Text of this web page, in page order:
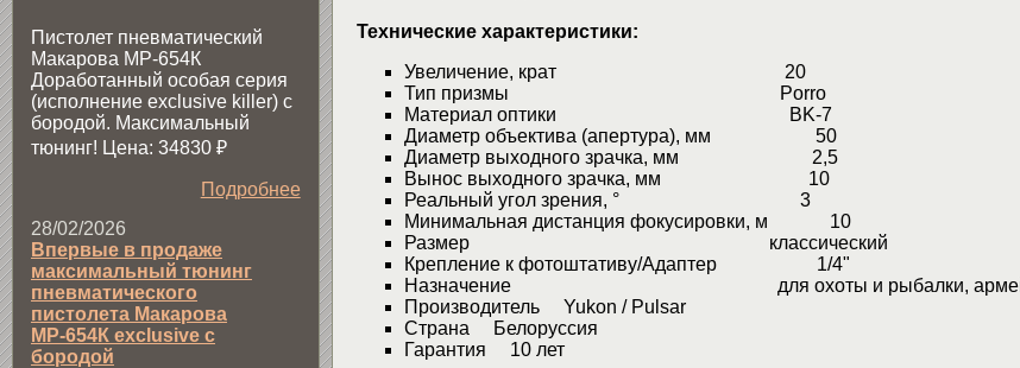
Технические характеристики:
Увеличение, крат 20
Тип призмы Porro
Материал оптики BK-7
Диаметр объектива (апертура), мм 50
Диаметр выходного зрачка, мм 2,5
Вынос выходного зрачка, мм 10
Реальный угол зрения, ° 3
Минимальная дистанция фокусировки, м 10
Размер классический
Крепление к фотоштативу/Адаптер 1/4"
Назначение для охоты и рыбалки,
Производитель Yukon / Pulsar
Страна Белоруссия
Гарантия 10 лет
Пистолет пневматический
Макарова МР-654К
Доработанный особая серия
(исполнение exclusive killer) с
бородой. Максимальный
тюнинг! Цена: 34830 ₽
Подробнее
28/02/2026
Впервые в продаже
максимальный тюнинг
пневматического
пистолета Макарова
МР-654К exclusive с
бородой